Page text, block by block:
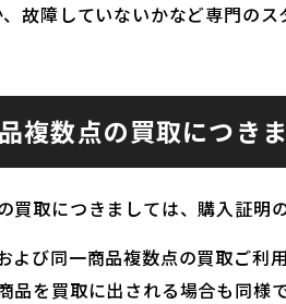
故障していないかなど専門のス
複数点の買取につき
買取につきましては、購入証明
よび同一商品複数点の買取ご
を買取に出される場合も同様で